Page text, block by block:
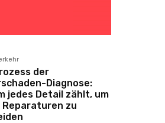
der
Diagnose:
jedes Detail zählt, um
zu